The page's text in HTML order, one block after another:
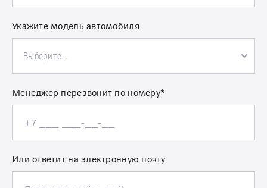
Укажите модель автомобиля
Выберите...
Менеджер перезвонит по номеру*
Или ответит на электронную почту